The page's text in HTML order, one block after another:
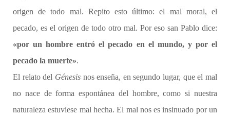
origen de todo mal. Repito esto último: el mal moral, el
pecado, es el origen de todo otro mal. Por eso san Pablo dice:
«por un hombre entró el pecado en el mundo, y por el
pecado la muerte».
El relato del Génesisnos enseña, en segundo lugar, que el mal
no nace de forma espontánea del hombre, como si nuestra
naturaleza estuviese mal hecha. El mal nos es insinuado por un